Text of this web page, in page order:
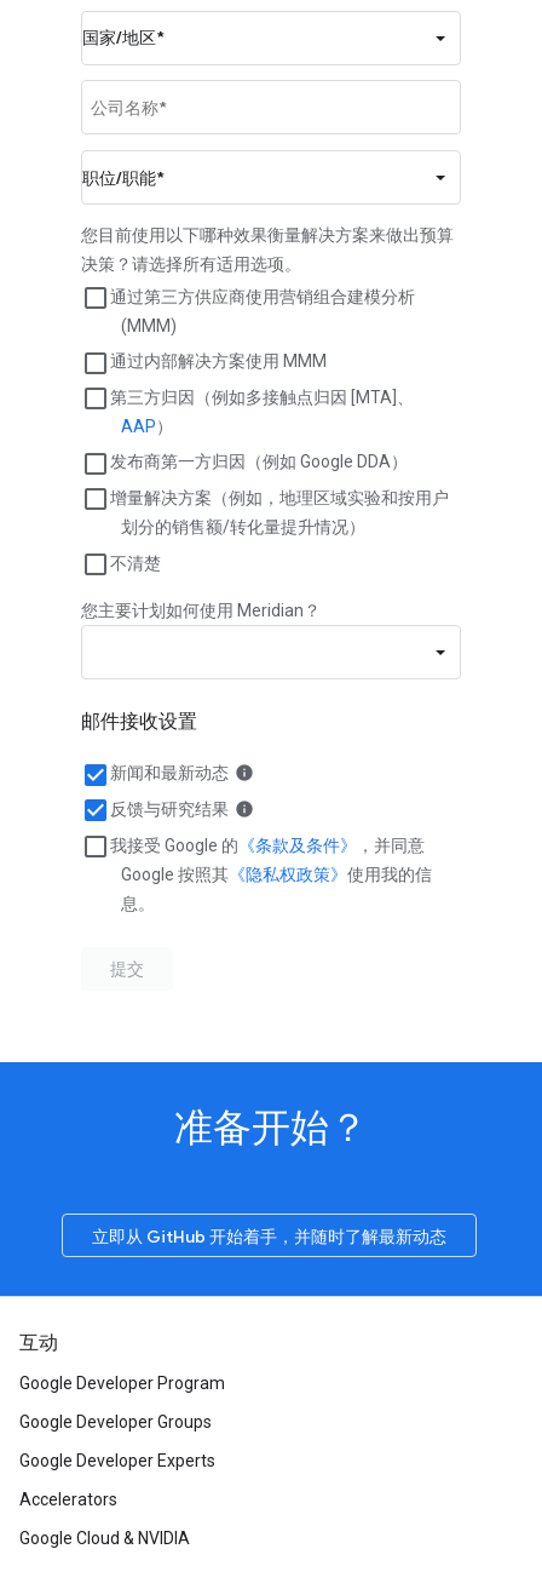
准备开始？
立即从 GitHub 开始着手，并随时了解最新动态
互动
Google Developer Program
Google Developer Groups
Google Developer Experts
Accelerators
Google Cloud & NVIDIA